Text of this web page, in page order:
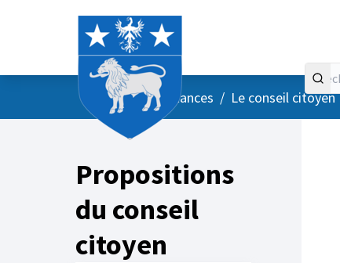
AccueilMenu principal
/ Vos instances / Le conseil citoyen
Propositions
du conseil
citoyen